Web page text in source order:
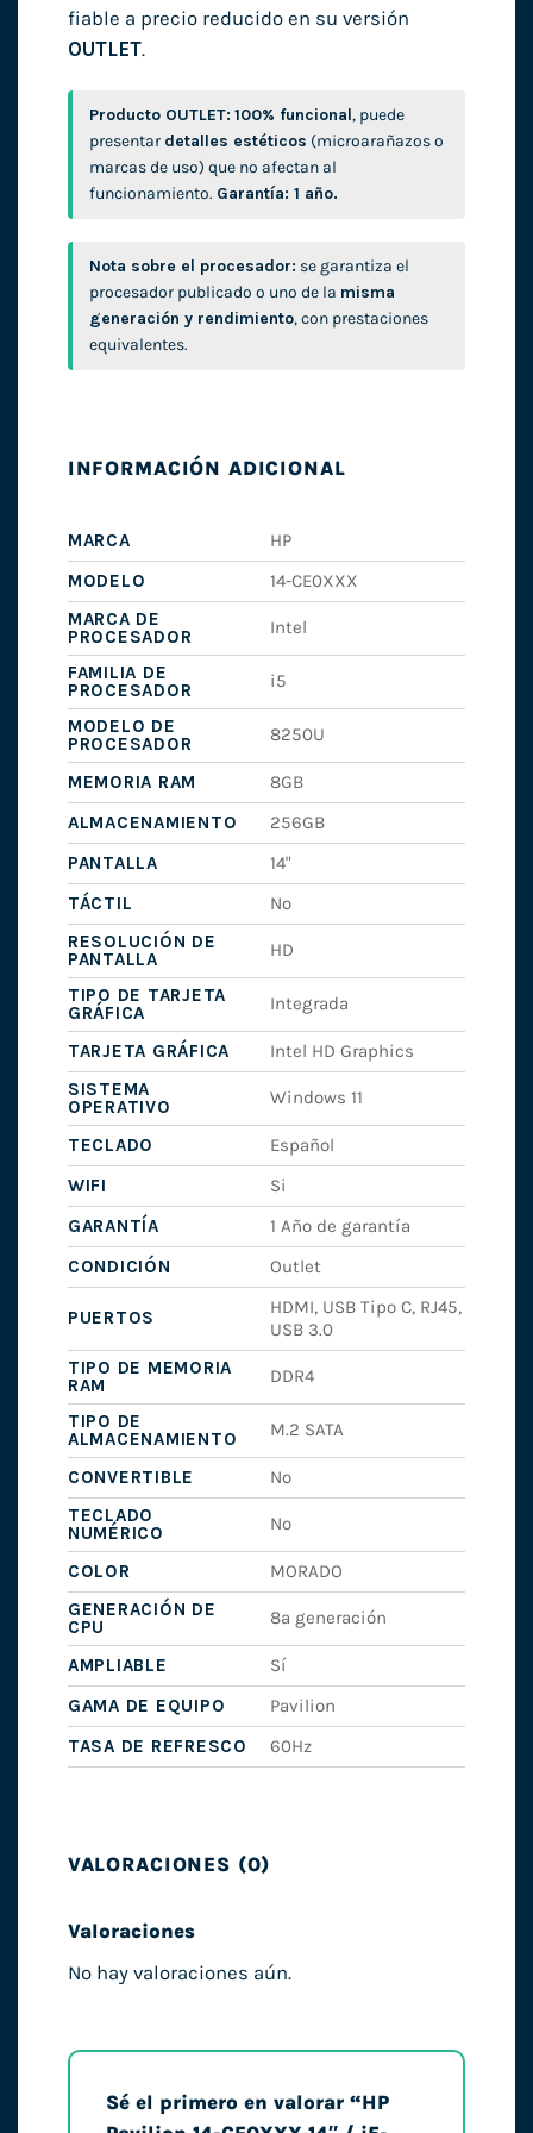
fiable a precio reducido en su versión
OUTLET.
Producto OUTLET: 100% funcional, puede
presentar detalles estéticos (microarañazos o
marcas de uso) que no afectan al
funcionamiento. Garantía: 1 año.
Nota sobre el procesador: se garantiza el
procesador publicado o uno de la misma
generación y rendimiento, con prestaciones
equivalentes.
INFORMACIÓN ADICIONAL
MARCA
HP
MODELO
14-CE0XXX
MARCA DE
PROCESADOR
Intel
FAMILIA DE
PROCESADOR
i5
MODELO DE
PROCESADOR
8250U
MEMORIA RAM
8GB
ALMACENAMIENTO
256GB
PANTALLA
14"
TÁCTIL
No
RESOLUCIÓN DE
PANTALLA
HD
TIPO DE TARJETA
GRÁFICA
Integrada
TARJETA GRÁFICA
Intel HD Graphics
SISTEMA
OPERATIVO
Windows 11
TECLADO
Español
WIFI
Si
GARANTÍA
1 Año de garantía
CONDICIÓN
Outlet
PUERTOS
HDMI, USB Tipo C, RJ45,
USB 3.0
TIPO DE MEMORIA
RAM
DDR4
TIPO DE
ALMACENAMIENTO
M.2 SATA
CONVERTIBLE
No
TECLADO
NUMÉRICO
No
COLOR
MORADO
GENERACIÓN DE
CPU
8ª generación
AMPLIABLE
Sí
GAMA DE EQUIPO
Pavilion
TASA DE REFRESCO
60Hz
VALORACIONES (0)
Valoraciones
No hay valoraciones aún.
Sé el primero en valorar “HP